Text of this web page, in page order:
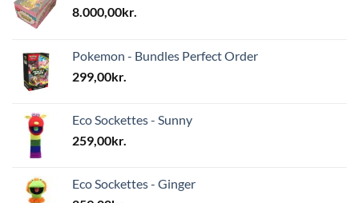
8.000,00kr.
Pokemon - Bundles Perfect Order
299,00kr.
Eco Sockettes - Sunny
259,00kr.
Eco Sockettes - Ginger